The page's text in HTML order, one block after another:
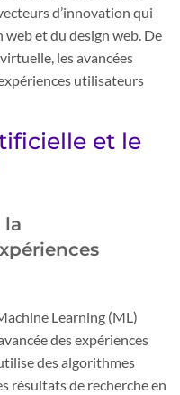
d’innovation qui
web et du design web. De
les avancées
utilisateurs
et le
la
Learning (ML)
des expériences
des algorithmes
résultats de recherche en